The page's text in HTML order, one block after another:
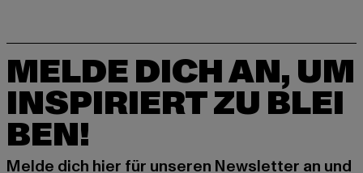
MELDE DICH AN, UM
INSPIRIERT ZU BLEI
BEN!
Melde dich hier für unseren Newsletter an und